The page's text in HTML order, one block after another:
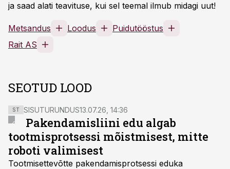
ja saad alati teavituse, kui sel teemal ilmub midagi uut!
Metsandus Loodus
Puidutööstus
Rait AS
SEOTUD LOOD
ST SISUTURUNDUS13.07.26, 14:36
Pakendamisliini edu algab
tootmisprotsessi mõistmisest, mitte
roboti valimisest
Tootmisettevõtte pakendamisprotsessi eduka